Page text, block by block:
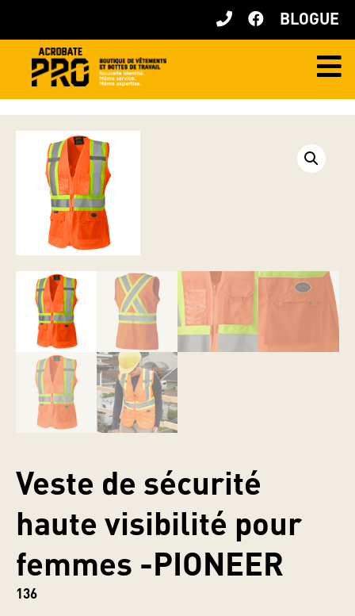
BLOGUE
Veste de sécurité
haute visibilité pour
femmes -PIONEER
136